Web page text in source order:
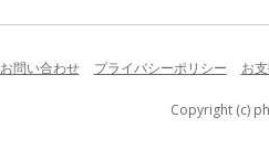
お問い合わせ プライバシーポリシー お
Copyright (c)